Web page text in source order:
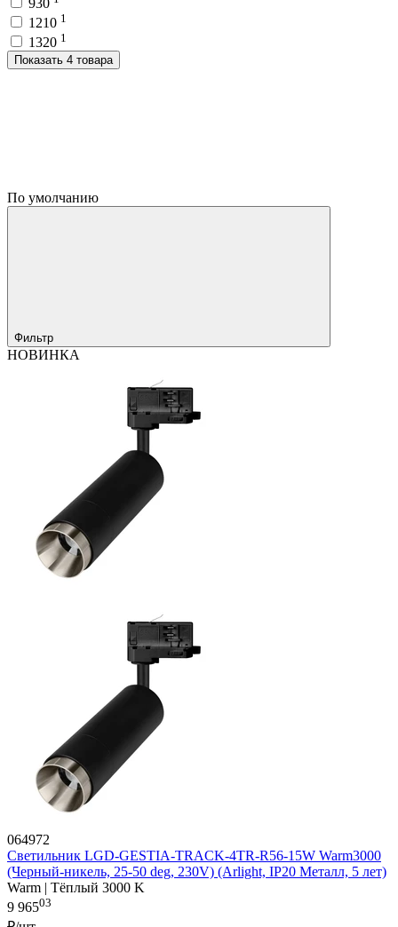
1210 1
1320 1
Показать 4 товара
По умолчанию
Фильтр
НОВИНКА
064972
Светильник LGD-GESTIA-TRACK-4TR-R56-15W Warm3000
(Черный-никель, 25-50 deg, 230V) (Arlight, IP20 Металл, 5 лет)
Warm | Тёплый 3000 K
9 96503